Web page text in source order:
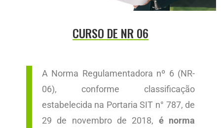
CURSO DE NR 06
A Norma Regulamentadora nº 6 (NR-
06), conforme classificação
estabelecida na Portaria SIT n° 787, de
29 de novembro de 2018, é norma